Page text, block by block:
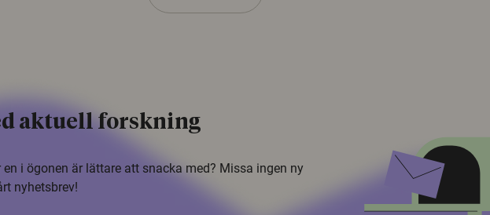
aktuell forskning
i ögonen är lättare att snacka med? Missa ingen ny
nyhetsbrev!